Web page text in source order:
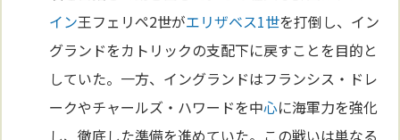
イン王フェリペ2世がエリザベス1世を打倒し、イン
グランドをカトリックの支配下に戻すことを目的と
していた。一方、イングランドはフランシス・ドレ
ークやチャールズ・ハワードを中心に海軍力を強化
し、徹底した準備を進めていた。この戦いは単なる